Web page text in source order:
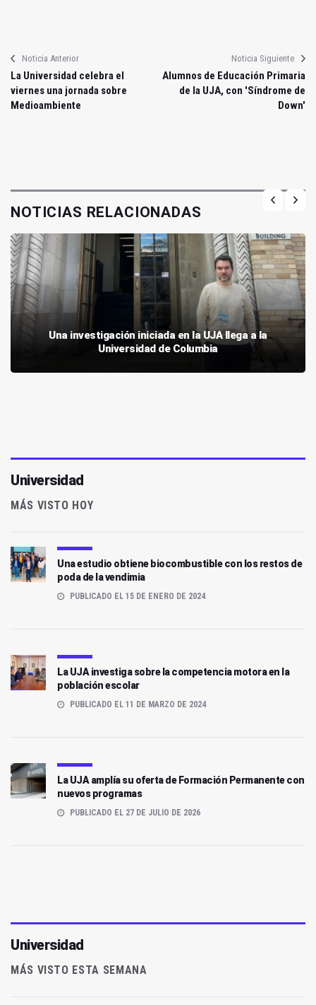
Noticia Anterior
La Universidad celebra el
viernes una jornada sobre
Medioambiente
Noticia Siguiente
Alumnos de Educación Primaria
de la UJA, con 'Síndrome de
Down'
NOTICIAS RELACIONADAS
Una investigación iniciada en la UJA llega a la
Universidad de Columbia
Universidad
MÁS VISTO HOY
Una estudio obtiene biocombustible con los restos de
poda de la vendimia
PUBLICADO EL 15 DE ENERO DE 2024
La UJA investiga sobre la competencia motora en la
población escolar
PUBLICADO EL 11 DE MARZO DE 2024
La UJA amplía su oferta de Formación Permanente con
nuevos programas
PUBLICADO EL 27 DE JULIO DE 2026
Universidad
MÁS VISTO ESTA SEMANA